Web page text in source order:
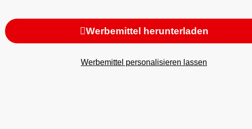
Werbemittel herunterladen
Werbemittel personalisieren lassen